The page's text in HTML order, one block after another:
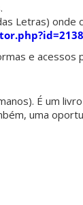
Letras) onde
e
É um
uma